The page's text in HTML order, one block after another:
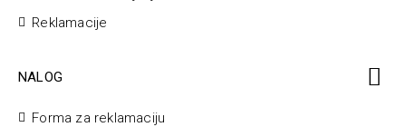
Reklamacije
NALOG
Forma za reklamaciju